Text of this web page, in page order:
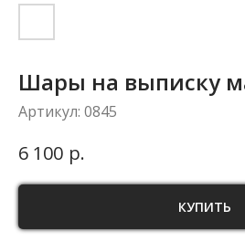
Шары на выписку
Артикул: 0845
6 100 р.
КУПИТЬ